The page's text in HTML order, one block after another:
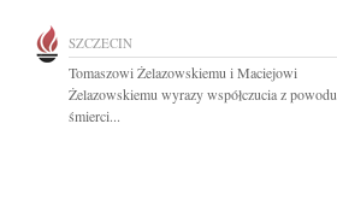
SZCZECIN
Tomaszowi Żelazowskiemu i Maciejowi
Żelazowskiemu wyrazy współczucia z powodu
śmierci...